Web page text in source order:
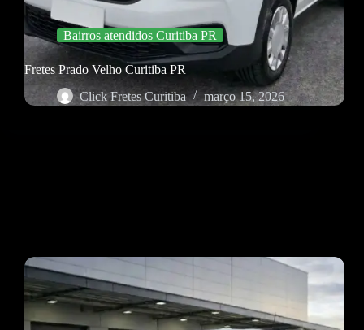
Bairros atendidos Curitiba PR
Fretes Prado Velho Curitiba PR
Click Fretes Curitiba
março 15, 2026